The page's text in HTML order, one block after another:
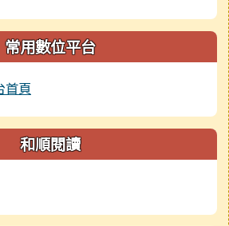
常用數位平台
和順閱讀